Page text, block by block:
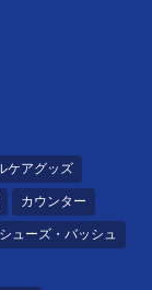
ケアグッズ
カウンター
ューズ・バッシュ